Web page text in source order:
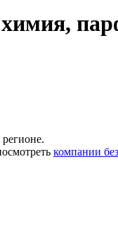
компании